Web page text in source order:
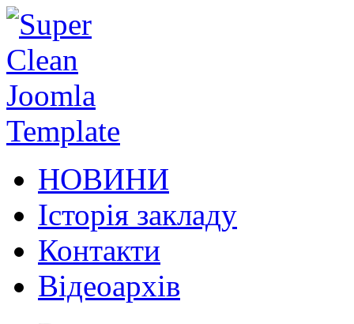
НОВИНИ
Історія закладу
Контакти
Відеоархів